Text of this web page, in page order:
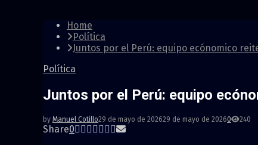
Home
Política
Juntos por el Perú: equipo ecónomico
Política
Juntos por el Perú: equipo
by Manuel Cotillo29 de mayo de 202629 de mayo de 20260 240
Share0